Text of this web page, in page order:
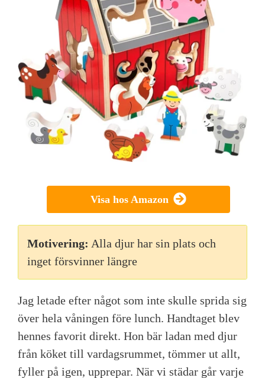
Visa hos Amazon
Motivering: Alla djur har sin plats och
inget försvinner längre
Jag letade efter något som inte skulle sprida sig
över hela våningen före lunch. Handtaget blev
hennes favorit direkt. Hon bär ladan med djur
från köket till vardagsrummet, tömmer ut allt,
fyller på igen, upprepar. När vi städar går varje